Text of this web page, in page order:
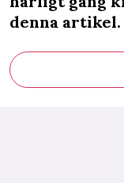
denna artikel.